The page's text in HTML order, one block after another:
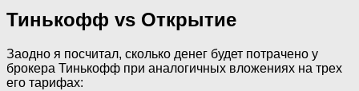
Тинькофф vs Открытие
Заодно я посчитал, сколько денег будет потрачено у
брокера Тинькофф при аналогичных вложениях на трех
его тарифах: